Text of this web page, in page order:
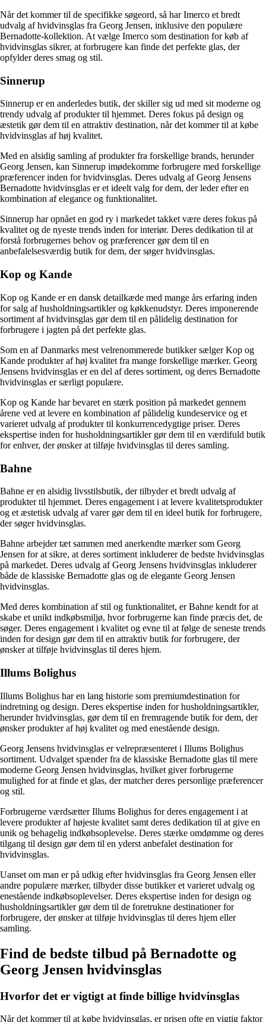
Når det kommer til de specifikke søgeord, så har Imerco et bredt
udvalg af hvidvinsglas fra Georg Jensen, inklusive den populære
Bernadotte-kollektion. At vælge Imerco som destination for køb af
hvidvinsglas sikrer, at forbrugere kan finde det perfekte glas, der
opfylder deres smag og stil.
Sinnerup
Sinnerup er en anderledes butik, der skiller sig ud med sit moderne og
trendy udvalg af produkter til hjemmet. Deres fokus på design og
æstetik gør dem til en attraktiv destination, når det kommer til at købe
hvidvinsglas af høj kvalitet.
Med en alsidig samling af produkter fra forskellige brands, herunder
Georg Jensen, kan Sinnerup imødekomme forbrugere med forskellige
præferencer inden for hvidvinsglas. Deres udvalg af Georg Jensens
Bernadotte hvidvinsglas er et ideelt valg for dem, der leder efter en
kombination af elegance og funktionalitet.
Sinnerup har opnået en god ry i markedet takket være deres fokus på
kvalitet og de nyeste trends inden for interiør. Deres dedikation til at
forstå forbrugernes behov og præferencer gør dem til en
anbefalelsesværdig butik for dem, der søger hvidvinsglas.
Kop og Kande
Kop og Kande er en dansk detailkæde med mange års erfaring inden
for salg af husholdningsartikler og køkkenudstyr. Deres imponerende
sortiment af hvidvinsglas gør dem til en pålidelig destination for
forbrugere i jagten på det perfekte glas.
Som en af Danmarks mest velrenommerede butikker sælger Kop og
Kande produkter af høj kvalitet fra mange forskellige mærker. Georg
Jensens hvidvinsglas er en del af deres sortiment, og deres Bernadotte
hvidvinsglas er særligt populære.
Kop og Kande har bevaret en stærk position på markedet gennem
årene ved at levere en kombination af pålidelig kundeservice og et
varieret udvalg af produkter til konkurrencedygtige priser. Deres
ekspertise inden for husholdningsartikler gør dem til en værdifuld butik
for enhver, der ønsker at tilføje hvidvinsglas til deres samling.
Bahne
Bahne er en alsidig livsstilsbutik, der tilbyder et bredt udvalg af
produkter til hjemmet. Deres engagement i at levere kvalitetsprodukter
og et æstetisk udvalg af varer gør dem til en ideel butik for forbrugere,
der søger hvidvinsglas.
Bahne arbejder tæt sammen med anerkendte mærker som Georg
Jensen for at sikre, at deres sortiment inkluderer de bedste hvidvinsglas
på markedet. Deres udvalg af Georg Jensens hvidvinsglas inkluderer
både de klassiske Bernadotte glas og de elegante Georg Jensen
hvidvinsglas.
Med deres kombination af stil og funktionalitet, er Bahne kendt for at
skabe et unikt indkøbsmiljø, hvor forbrugerne kan finde præcis det, de
søger. Deres engagement i kvalitet og evne til at følge de seneste trends
inden for design gør dem til en attraktiv butik for forbrugere, der
ønsker at tilføje hvidvinsglas til deres hjem.
Illums Bolighus
Illums Bolighus har en lang historie som premiumdestination for
indretning og design. Deres ekspertise inden for husholdningsartikler,
herunder hvidvinsglas, gør dem til en fremragende butik for dem, der
ønsker produkter af høj kvalitet og med enestående design.
Georg Jensens hvidvinsglas er velrepræsenteret i Illums Bolighus
sortiment. Udvalget spænder fra de klassiske Bernadotte glas til mere
moderne Georg Jensen hvidvinsglas, hvilket giver forbrugerne
mulighed for at finde et glas, der matcher deres personlige præferencer
og stil.
Forbrugerne værdsætter Illums Bolighus for deres engagement i at
levere produkter af højeste kvalitet samt deres dedikation til at give en
unik og behagelig indkøbsoplevelse. Deres stærke omdømme og deres
tilgang til design gør dem til en yderst anbefalet destination for
hvidvinsglas.
Uanset om man er på udkig efter hvidvinsglas fra Georg Jensen eller
andre populære mærker, tilbyder disse butikker et varieret udvalg og
enestående indkøbsoplevelser. Deres ekspertise inden for design og
husholdningsartikler gør dem til de foretrukne destinationer for
forbrugere, der ønsker at tilføje hvidvinsglas til deres hjem eller
samling.
Find de bedste tilbud på Bernadotte og
Georg Jensen hvidvinsglas
Hvorfor det er vigtigt at finde billige hvidvinsglas
Når det kommer til at købe hvidvinsglas, er prisen ofte en vigtig faktor